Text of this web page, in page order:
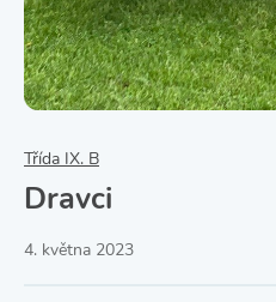
Třída IX. B
Dravci
4. května 2023